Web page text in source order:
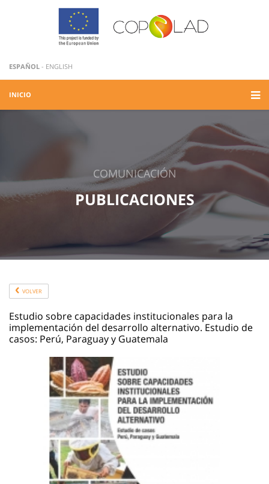
ESPAÑOL - ENGLISH
INICIO
COMUNICACIÓN
PUBLICACIONES
VOLVER
Estudio sobre capacidades institucionales para la
implementación del desarrollo alternativo. Estudio de
casos: Perú, Paraguay y Guatemala